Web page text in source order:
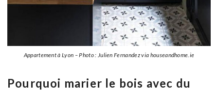
Appartement à Lyon – Photo : Julien Fernandez via houseandhome.ie
Pourquoi marier le bois avec du